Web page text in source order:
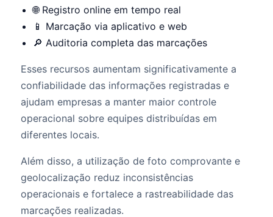
🌐 Registro online em tempo real
📱 Marcação via aplicativo e web
🔎 Auditoria completa das marcações
Esses recursos aumentam significativamente a
confiabilidade das informações registradas e
ajudam empresas a manter maior controle
operacional sobre equipes distribuídas em
diferentes locais.
Além disso, a utilização de foto comprovante e
geolocalização reduz inconsistências
operacionais e fortalece a rastreabilidade das
marcações realizadas.